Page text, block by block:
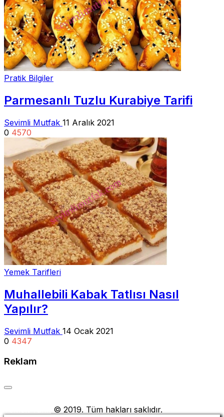
Pratik Bilgiler
Parmesanlı Tuzlu Kurabiye Tarifi
Sevimli Mutfak 11 Aralık 2021
0 4570
Yemek Tarifleri
Muhallebili Kabak Tatlısı Nasıl
Yapılır?
Sevimli Mutfak 14 Ocak 2021
0 4347
Reklam
© 2019. Tüm hakları saklıdır.